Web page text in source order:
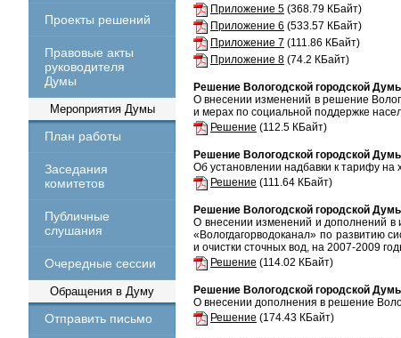
Проекты решений
Правовые акты
руководителя
Думы
Мероприятия Думы
План работы
Заседания
комитетов
Публичные
слушания
Очередные сессии
Обращения в Думу
Отправить письмо
Приложение 5 (368.79 КБайт)
Приложение 6 (533.57 КБайт)
Приложение 7 (111.86 КБайт)
Приложение 8 (74.2 КБайт)
Решение Вологодской городской
О внесении изменений в решение
и мерах по социальной поддержке
Решение (112.5 КБайт)
Решение Вологодской городской
Об установлении надбавки к тарифу
Решение (111.64 КБайт)
Решение Вологодской городской
О внесении изменений и дополнений в
«Вологдагорводоканал» по развитию
и очистки сточных вод, на 2007-2009
Решение (114.02 КБайт)
Решение Вологодской городской
О внесении дополнения в решение
Решение (174.43 КБайт)